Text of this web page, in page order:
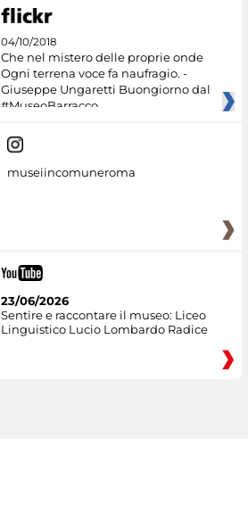
04/10/2018
Che nel mistero delle proprie onde
Ogni terrena voce fa naufragio. -
Giuseppe Ungaretti Buongiorno dal
#MuseoBarracco
museiincomuneroma
23/06/2026
Sentire e raccontare il museo: Liceo
Linguistico Lucio Lombardo Radice